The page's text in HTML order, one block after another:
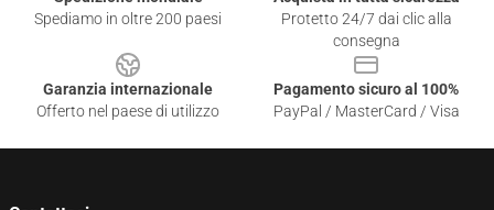
Spediamo in oltre 200 paesi
Protetto 24/7 dai clic alla
consegna
Garanzia internazionale
Offerto nel paese di utilizzo
Pagamento sicuro al 100%
PayPal / MasterCard / Visa